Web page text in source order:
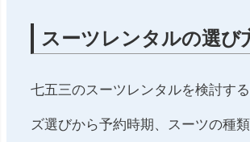
スーツレンタルの選び
七五三のスーツレンタルを検討す
ズ選びから予約時期、スーツの種